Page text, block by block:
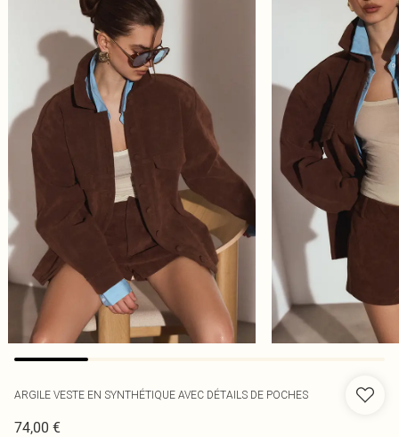
ARGILE VESTE EN SYNTHÉTIQUE AVEC DÉTAILS DE POCHES
74,00 €